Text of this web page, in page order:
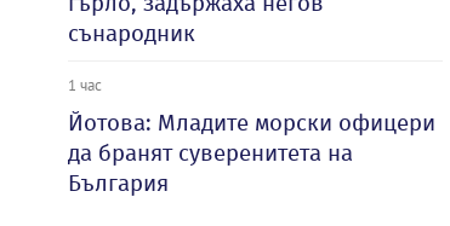
сънародник
1 час
Йотова: Младите морски офицери
да бранят суверенитета на
България